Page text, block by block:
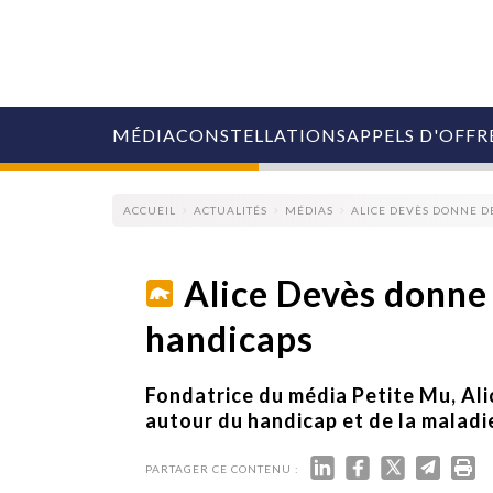
MÉDIA
COLLECTIVITÉS
AGENCES
RETAIL
MÉDIAS
ÉVÉNEMENTIELS
CONSTELLATIONSAPPELS
ACCUEIL ACTUALITÉS MÉDIAS ALICE DEVÈS DONNE
Alice Devès
handicaps
Fondatrice du média Petite Mu,
autour du handicap et de la
PARTAGER CE CONTENU :